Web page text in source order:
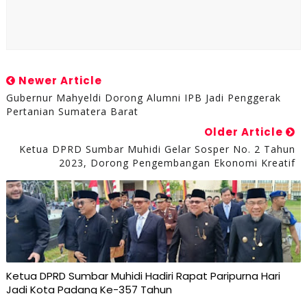
Newer Article
Gubernur Mahyeldi Dorong Alumni IPB Jadi Penggerak
Pertanian Sumatera Barat
Older Article
Ketua DPRD Sumbar Muhidi Gelar Sosper No. 2 Tahun
2023, Dorong Pengembangan Ekonomi Kreatif
Ketua DPRD Sumbar Muhidi Hadiri Rapat Paripurna Hari
Jadi Kota Padang Ke-357 Tahun